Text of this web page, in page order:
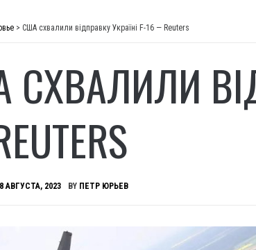
> США схвалили відправку Україні F-16 — Reuters
АВГУСТА, 2023 BY ПЕТР ЮРЬЕВ